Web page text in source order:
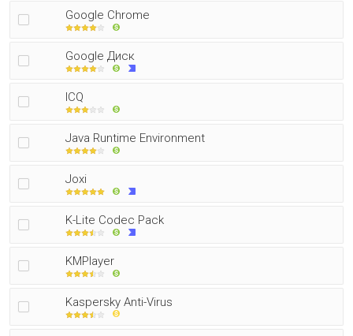
Google Chrome
Google Диск
ICQ
Java Runtime Environment
Joxi
K-Lite Codec Pack
KMPlayer
Kaspersky Anti-Virus